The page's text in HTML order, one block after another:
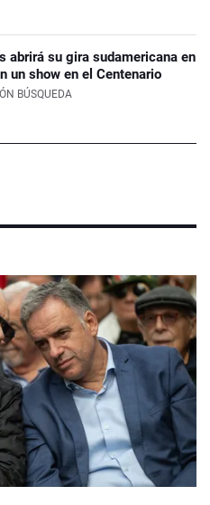
abrirá su gira sudamericana en
un show en el Centenario
BÚSQUEDA